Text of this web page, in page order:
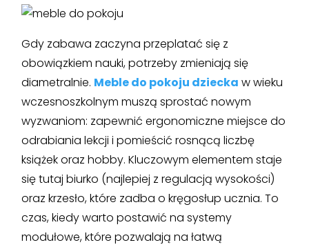
Gdy zabawa zaczyna przeplatać się z
obowiązkiem nauki, potrzeby zmieniają się
diametralnie. Meble do pokoju dziecka w wieku
wczesnoszkolnym muszą sprostać nowym
wyzwaniom: zapewnić ergonomiczne miejsce do
odrabiania lekcji i pomieścić rosnącą liczbę
książek oraz hobby. Kluczowym elementem staje
się tutaj biurko (najlepiej z regulacją wysokości)
oraz krzesło, które zadba o kręgosłup ucznia. To
czas, kiedy warto postawić na systemy
modułowe, które pozwalają na łatwą